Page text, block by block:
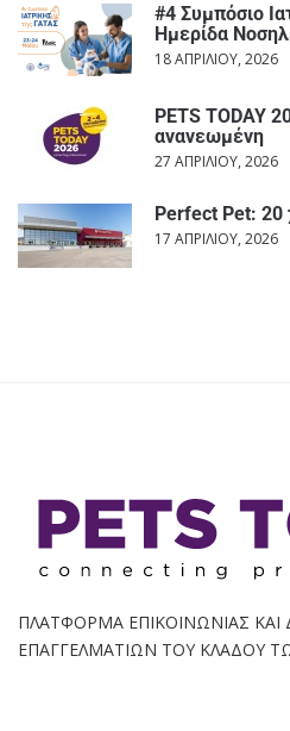
#4 Συμπόσιο
Ημερίδα
18 ΑΠΡΙΛΊΟΥ, 2026
PETS TODAY
ανανεωμένη
27 ΑΠΡΙΛΊΟΥ, 2026
Perfect Pet: 20
17 ΑΠΡΙΛΊΟΥ, 2026
ΠΛΑΤΦΟΡΜΑ ΕΠΙΚΟΙΝΩΝΙΑΣ
ΕΠΑΓΓΕΛΜΑΤΙΩΝ ΤΟΥ ΚΛΑΔΟΥ